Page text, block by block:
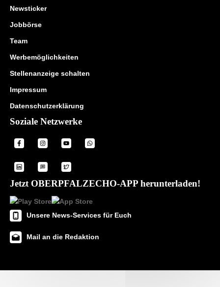
Newsticker
Jobbörse
Team
Werbemöglichkeiten
Stellenanzeige schalten
Impressum
Datenschutzerklärung
Soziale Netzwerke
Jetzt OBERPFALZECHO-APP herunterladen!
Unsere News-Services für Euch
Mail an die Redaktion